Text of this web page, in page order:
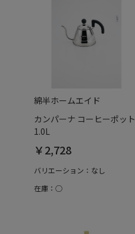
綿半ホームエイド
カンパーナ コーヒーポット
1.0L
￥2,728
バリエーション：なし
在庫：○